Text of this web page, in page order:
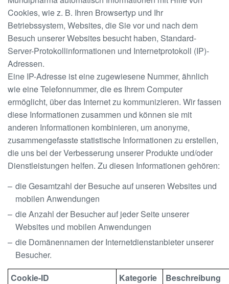
Cookies, wie z. B. Ihren Browsertyp und Ihr
Betriebssystem, Websites, die Sie vor und nach dem
Besuch unserer Websites besucht haben, Standard-
Server-Protokollinformationen und Internetprotokoll (IP)-
Adressen.
Eine IP-Adresse ist eine zugewiesene Nummer, ähnlich
wie eine Telefonnummer, die es Ihrem Computer
ermöglicht, über das Internet zu kommunizieren. Wir fassen
diese Informationen zusammen und können sie mit
anderen Informationen kombinieren, um anonyme,
zusammengefasste statistische Informationen zu erstellen,
die uns bei der Verbesserung unserer Produkte und/oder
Dienstleistungen helfen. Zu diesen Informationen gehören:
die Gesamtzahl der Besuche auf unseren Websites und
mobilen Anwendungen
die Anzahl der Besucher auf jeder Seite unserer
Websites und mobilen Anwendungen
die Domänennamen der Internetdienstanbieter unserer
Besucher.
Cookie-ID
Kategorie
Beschreibung